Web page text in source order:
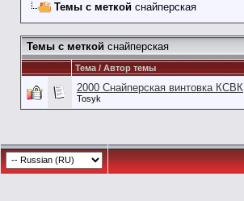
Темы с меткой снайперская
Темы с меткой снайперская
Тема / Автор темы
2000 Снайперская винтовка КСВК
Tosyk